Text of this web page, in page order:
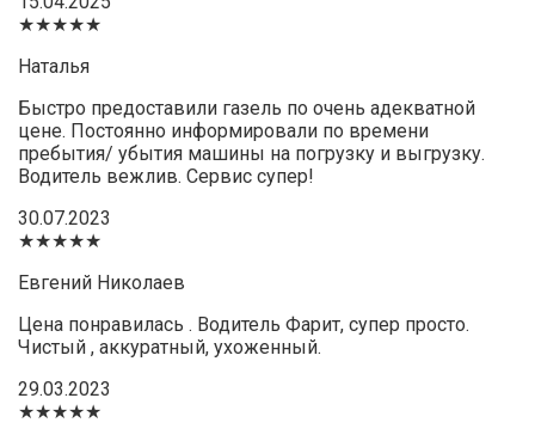
★★★★★
Наталья
Быстро предоставили газель по очень адекватной
цене. Постоянно информировали по времени
пребытия/ убытия машины на погрузку и выгрузку.
Водитель вежлив. Сервис супер!
30.07.2023
★★★★★
Евгений Николаев
Цена понравилась . Водитель Фарит, супер просто.
Чистый , аккуратный, ухоженный.
29.03.2023
★★★★★